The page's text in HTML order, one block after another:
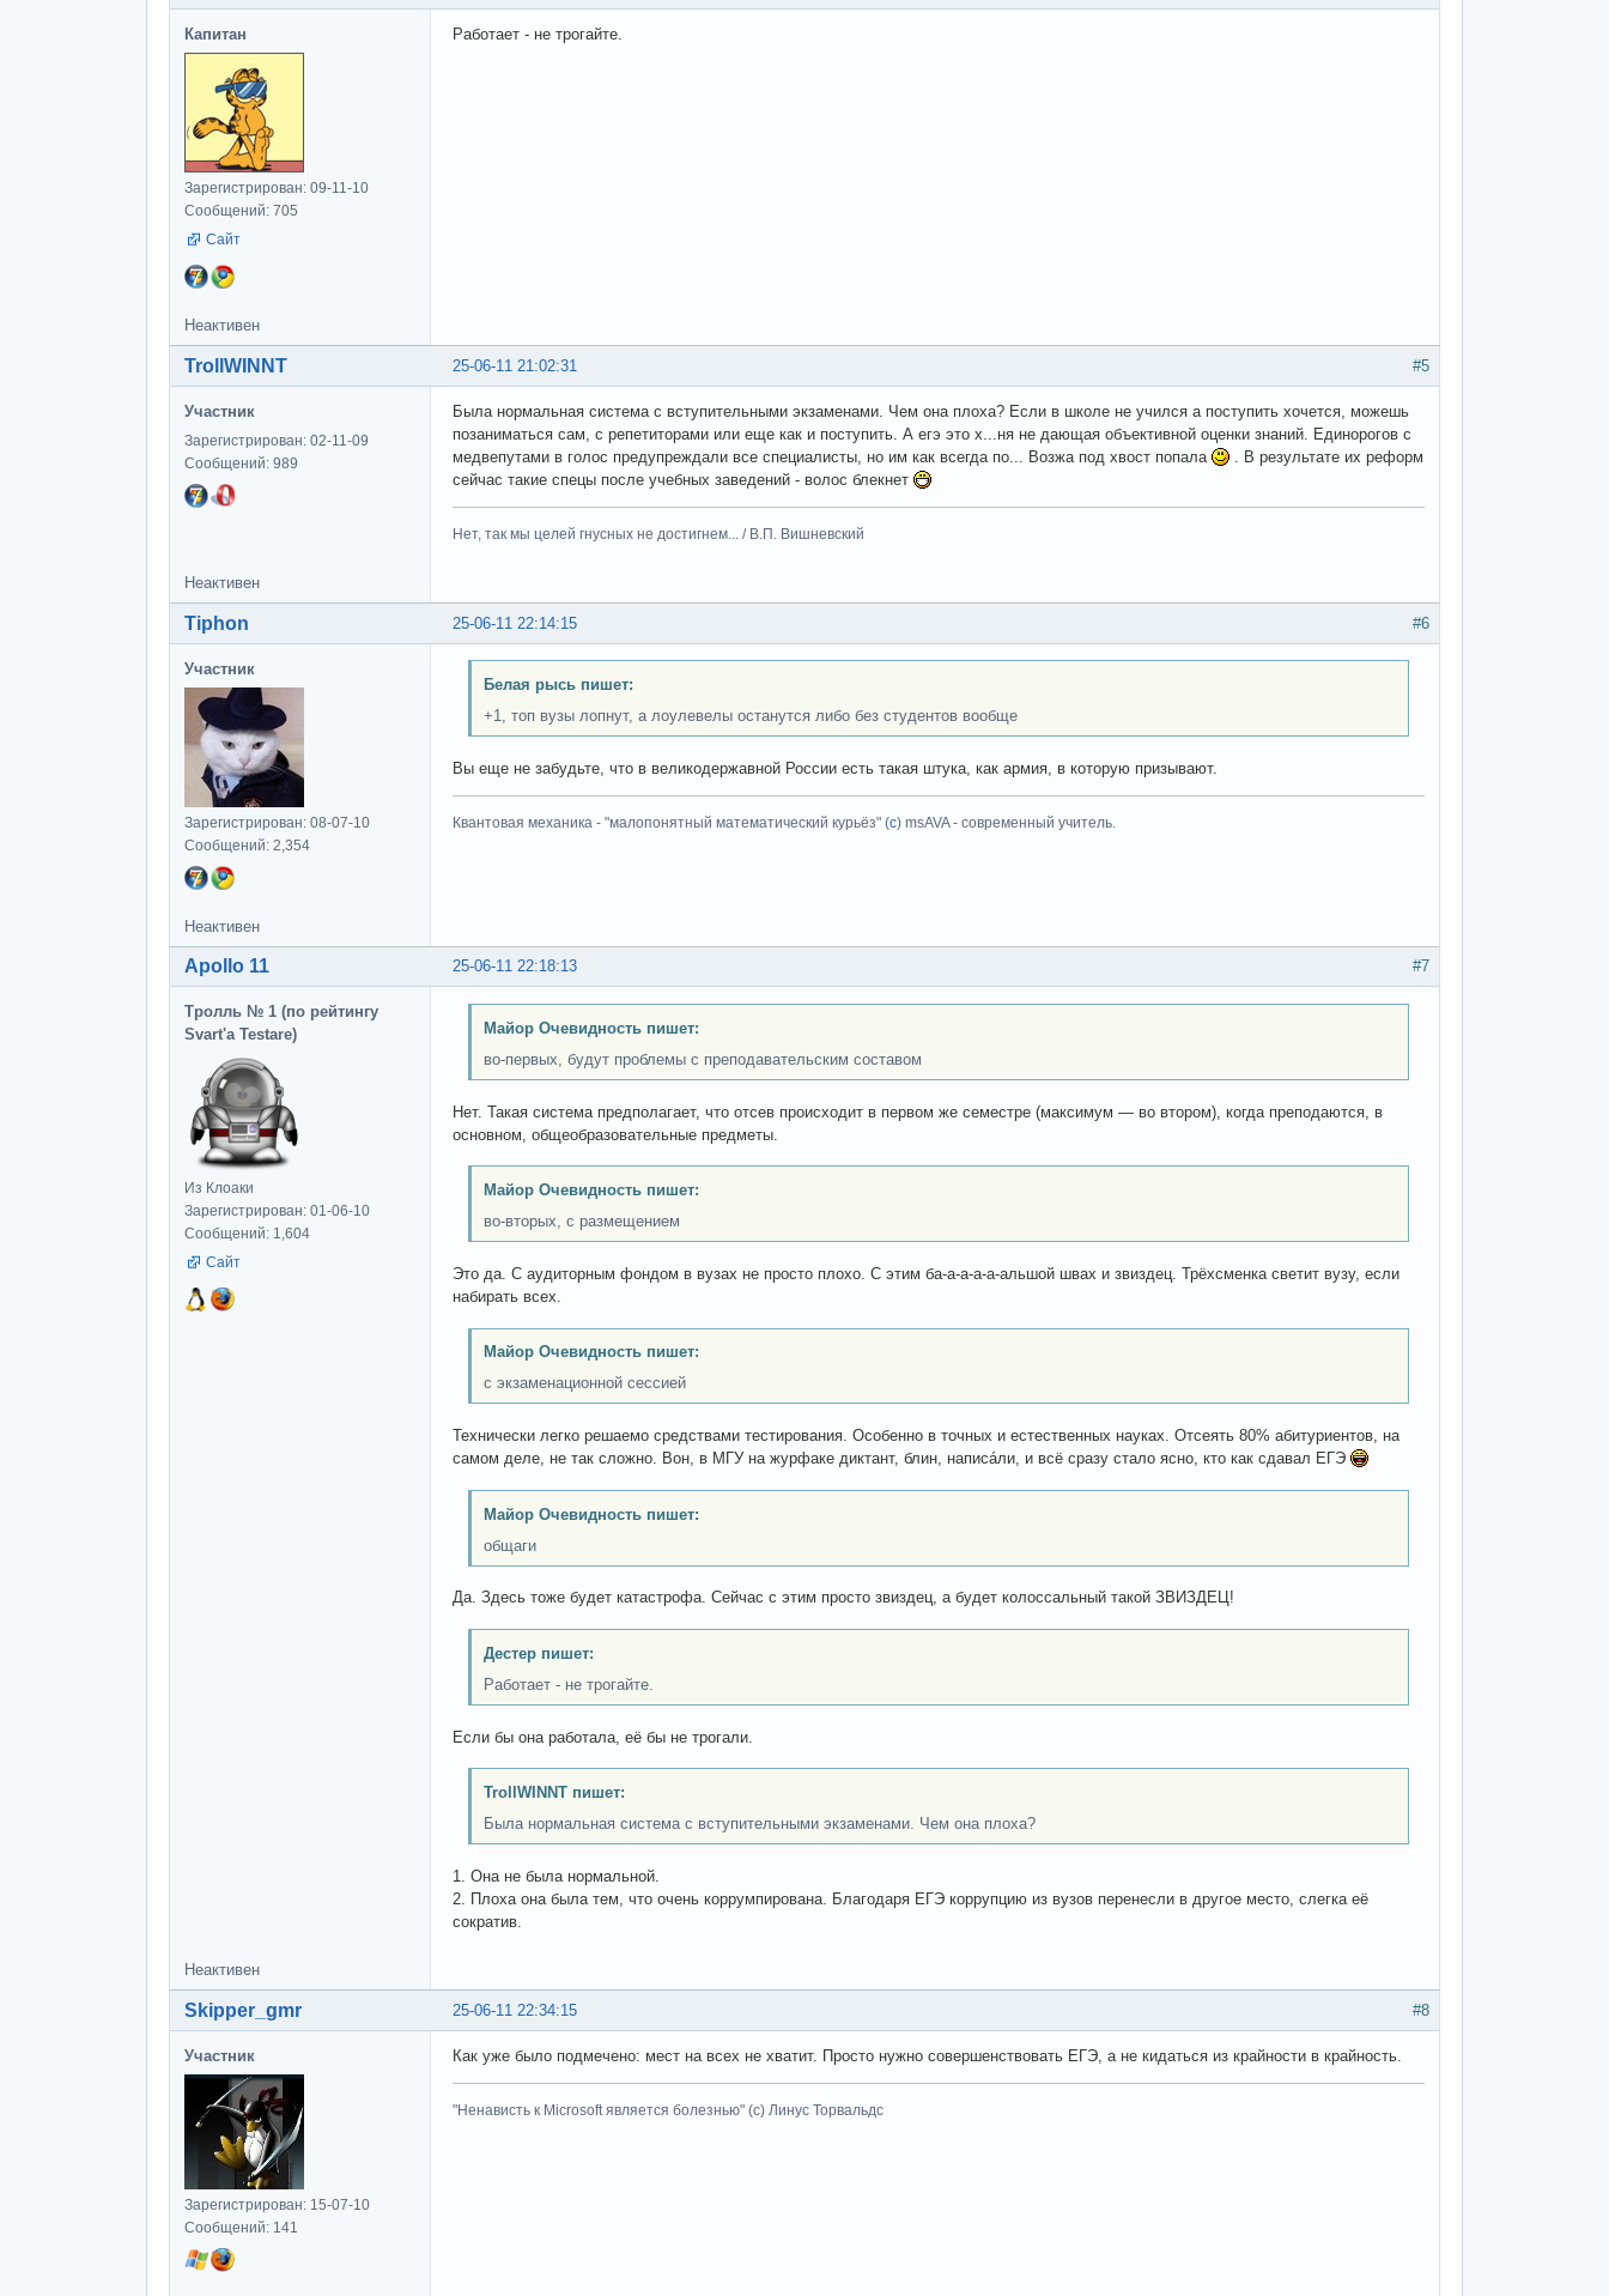
Капитан
Зарегистрирован: 09-11-10
Сообщений: 705
Сайт
Работает - не трогайте.
Неактивен
#5
25-06-11 21:02:31
TrollWINNT
Участник
Зарегистрирован: 02-11-09
Сообщений: 989
Была нормальная система с вступительными экзаменами. Чем она плоха? Если в школе не учился а поступить хочется, можешь
позаниматься сам, с репетиторами или еще как и поступить. А егэ это х...ня не дающая объективной оценки знаний. Единорогов с
медвепутами в голос предупреждали все специалисты, но им как всегда по... Возжа под хвост попала
. В результате их реформ
сейчас такие спецы после учебных заведений - волос блекнет
Нет, так мы целей гнусных не достигнем... / В.П. Вишневский
Неактивен
#6
25-06-11 22:14:15
Tiphon
Участник
Зарегистрирован: 08-07-10
Сообщений: 2,354
Белая рысь пишет:
+1, топ вузы лопнут, а лоулевелы останутся либо без студентов вообще
Вы еще не забудьте, что в великодержавной России есть такая штука, как армия, в которую призывают.
Квантовая механика - "малопонятный математический курьёз" (с) msAVA - современный учитель.
Неактивен
#7
25-06-11 22:18:13
Apollo 11
Тролль № 1 (по рейтингу
Svart'а Testare)
Из Клоаки
Зарегистрирован: 01-06-10
Сообщений: 1,604
Сайт
Майор Очевидность пишет:
во-первых, будут проблемы с преподавательским составом
Нет. Такая система предполагает, что отсев происходит в первом же семестре (максимум — во втором), когда преподаются, в
основном, общеобразовательные предметы.
Майор Очевидность пишет:
во-вторых, с размещением
Это да. С аудиторным фондом в вузах не просто плохо. С этим ба-а-а-а-а-альшой швах и звиздец. Трёхсменка светит вузу, если
набирать всех.
Майор Очевидность пишет:
с экзаменационной сессией
Технически легко решаемо средствами тестирования. Особенно в точных и естественных науках. Отсеять 80% абитуриентов, на
самом деле, не так сложно. Вон, в МГУ на журфаке диктант, блин, написáли, и всё сразу стало ясно, кто как сдавал ЕГЭ
Майор Очевидность пишет:
общаги
Да. Здесь тоже будет катастрофа. Сейчас с этим просто звиздец, а будет колоссальный такой ЗВИЗДЕЦ!
Дестер пишет:
Работает - не трогайте.
Если бы она работала, её бы не трогали.
TrollWINNT пишет:
Была нормальная система с вступительными экзаменами. Чем она плоха?
1. Она не была нормальной.
2. Плоха она была тем, что очень коррумпирована. Благодаря ЕГЭ коррупцию из вузов перенесли в другое место, слегка её
сократив.
Неактивен
#8
25-06-11 22:34:15
Skipper_gmr
Участник
Зарегистрирован: 15-07-10
Сообщений: 141
Как уже было подмечено: мест на всех не хватит. Просто нужно совершенствовать ЕГЭ, а не кидаться из крайности в крайность.
"Ненависть к Microsoft является болезнью" (с) Линус Торвальдс